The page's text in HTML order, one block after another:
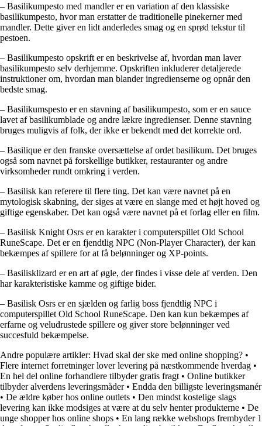
– Basilikumpesto med mandler er en variation af den klassiske
basilikumpesto, hvor man erstatter de traditionelle pinekerner med
mandler. Dette giver en lidt anderledes smag og en sprød tekstur til
pestoen.
– Basilikumpesto opskrift er en beskrivelse af, hvordan man laver
basilikumpesto selv derhjemme. Opskriften inkluderer detaljerede
instruktioner om, hvordan man blander ingredienserne og opnår den
bedste smag.
– Basilikumspesto er en stavning af basilikumpesto, som er en sauce
lavet af basilikumblade og andre lækre ingredienser. Denne stavning
bruges muligvis af folk, der ikke er bekendt med det korrekte ord.
– Basilique er den franske oversættelse af ordet basilikum. Det bruges
også som navnet på forskellige butikker, restauranter og andre
virksomheder rundt omkring i verden.
– Basilisk kan referere til flere ting. Det kan være navnet på en
mytologisk skabning, der siges at være en slange med et højt hoved og
giftige egenskaber. Det kan også være navnet på et forlag eller en film.
– Basilisk Knight Osrs er en karakter i computerspillet Old School
RuneScape. Det er en fjendtlig NPC (Non-Player Character), der kan
bekæmpes af spillere for at få belønninger og XP-points.
– Basilisklizard er en art af øgle, der findes i visse dele af verden. Den
har karakteristiske kamme og giftige bider.
– Basilisk Osrs er en sjælden og farlig boss fjendtlig NPC i
computerspillet Old School RuneScape. Den kan kun bekæmpes af
erfarne og veludrustede spillere og giver store belønninger ved
succesfuld bekæmpelse.
Andre populære artikler: Hvad skal der ske med online shopping? •
Flere internet forretninger lover levering på næstkommende hverdag •
En hel del online forhandlere tilbyder gratis fragt • Online butikker
tilbyder alverdens leveringsmåder• Endda den billigste leveringsmanér
• De ældre køber hos online outlets • Den mindst kostelige slags
levering kan ikke modsiges at være at du selv henter produkterne • De
unge shopper hos online shops • En lang række webshops frembyder 1